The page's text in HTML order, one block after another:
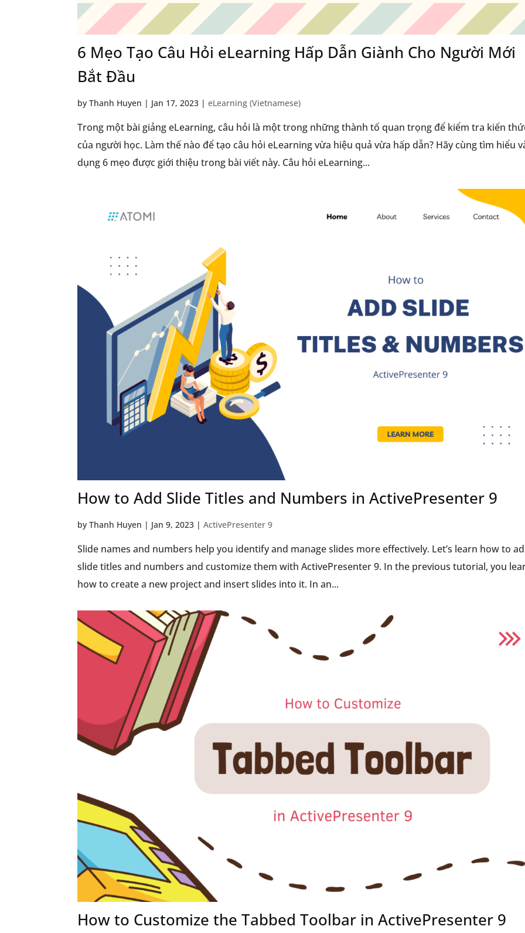
6 Mẹo Tạo Câu Hỏi eLearning Hấp Dẫn Giành Cho Người Mới
Bắt Đầu
by Thanh Huyen | Jan 17, 2023 | eLearning (Vietnamese)
Trong một bài giảng eLearning, câu hỏi là một trong những thành tố quan trọng để kiểm tra kiến
của người học. Làm thế nào để tạo câu hỏi eLearning vừa hiệu quả vừa hấp dẫn? Hãy cùng tìm hiểu
dụng 6 mẹo được giới thiệu trong bài viết này. Câu hỏi eLearning...
How to Add Slide Titles and Numbers in ActivePresenter 9
by Thanh Huyen | Jan 9, 2023 | ActivePresenter 9
Slide names and numbers help you identify and manage slides more effectively. Let’s learn how to
slide titles and numbers and customize them with ActivePresenter 9. In the previous tutorial, you
how to create a new project and insert slides into it. In an...
How to Customize the Tabbed Toolbar in ActivePresenter 9